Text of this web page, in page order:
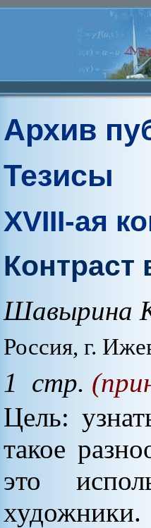
Архив
Тезисы
XVIII-ая
Контраст
Шавырина
Россия, г.
1 стр.
Цель:
такое
это
художники.